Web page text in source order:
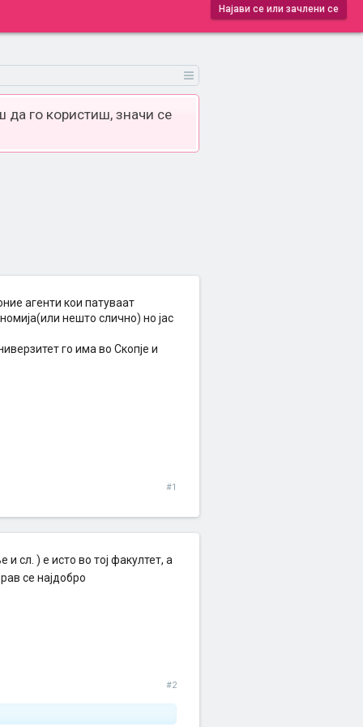
Најави се или зачлени се
го користиш, значи се
агенти кои патуваат
нешто слично) но јас
го има во Скопје и
#1
сл. ) е исто во тој факултет, а
се најдобро
#2